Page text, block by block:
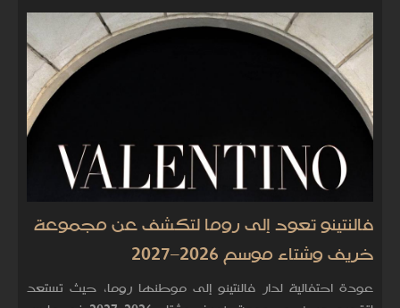
فالنتينو تعود إلى روما لتكشف عن مجموعة
خريف وشتاء موسم 2026–2027
عودة احتفالية لدار فالنتينو إلى موطنها روما، حيث تستعد